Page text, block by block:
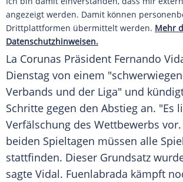
angezeigt werden. Damit können
Drittplattformen übermittelt werden. Mehr
Datenschutzhinweisen.
La Corunas Präsident Fernando
Dienstag von einem
Verbands und der Liga" und
Schritte gegen den Abstieg an. "Es
Verfälschung des Wettbewerbs
beiden Spieltagen müssen alle
stattfinden. Dieser Grundsatz
sagte Vidal. Fuenlabrada kämpft